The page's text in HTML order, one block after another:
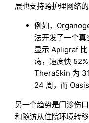
展也支持跨护理网络的
例如，
法开发了一个真
显示 Apligraf
疡，速度快
TheraSkin 为
24 周，而
另一个趋势是门诊伤
和随访从住院环境转